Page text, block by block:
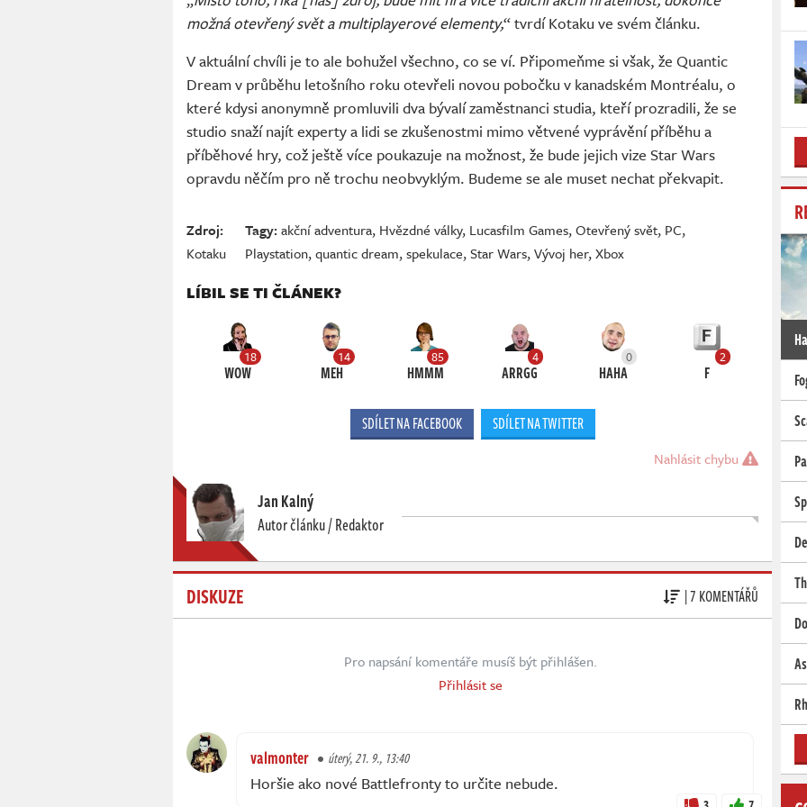
možná otevřený svět a multiplayerové elementy,“ tvrdí Kotaku ve svém článku.
V aktuální chvíli je to ale bohužel všechno, co se ví. Připomeňme si však, že Quantic
Dream v průběhu letošního roku otevřeli novou pobočku v kanadském Montréalu, o
které kdysi anonymně promluvili dva bývalí zaměstnanci studia, kteří prozradili, že se
studio snaží najít experty a lidi se zkušenostmi mimo větvené vyprávění příběhu a
příběhové hry, což ještě více poukazuje na možnost, že bude jejich vize Star Wars
opravdu něčím pro ně trochu neobvyklým. Budeme se ale muset nechat překvapit.
Zdroj:
Kotaku
Tagy: akční adventura, Hvězdné války, Lucasfilm Games,Otevřený svět, PC,
Playstation,quantic dream,spekulace,Star Wars,Vývoj her,Xbox
LÍBIL SE TI ČLÁNEK?
18
WOW
14
MEH
85
HMMM
4
ARRGG
0
HAHA
2
F
SDÍLET NA FACEBOOK SDÍLET NA TWITTER
Nahlásit chybu
Jan Kalný
Autor článku / Redaktor
DISKUZE | 7 KOMENTÁŘŮ
Pro napsání komentáře musíš být přihlášen.
Přihlásit se
valmonter úterý, 21. 9., 13:40
Horšie ako nové Battlefronty to určite nebude.